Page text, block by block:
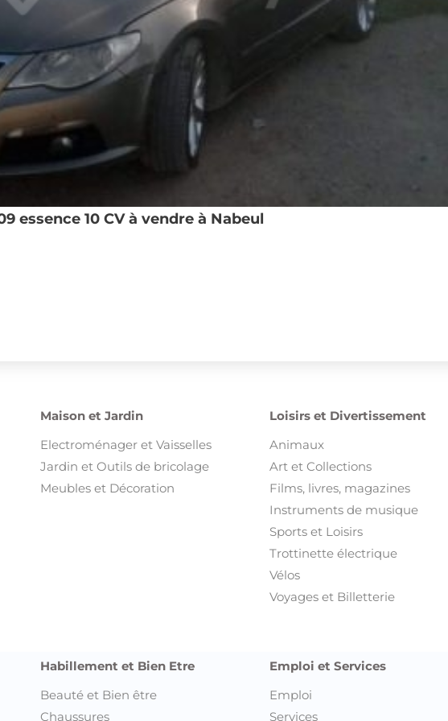
essence 10 CV à vendre à Nabeul
Maison et Jardin
Electroménager et Vaisselles
Jardin et Outils de bricolage
Meubles et Décoration
Loisirs et Divertissement
Animaux
Art et Collections
Films, livres, magazines
Instruments de musique
Sports et Loisirs
Trottinette électrique
Vélos
Voyages et Billetterie
Habillement et Bien Etre
Beauté et Bien être
Chaussures
Emploi et Services
Emploi
Services